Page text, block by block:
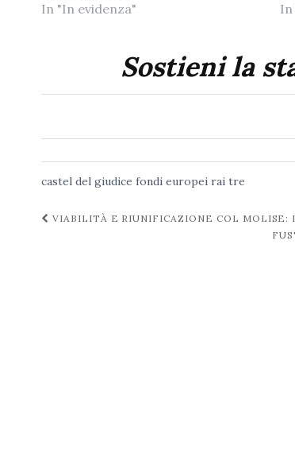
In "In evidenza"
In
Sostieni la
castel del giudice fondi europei rai tre
Navigazione
VIABILITÀ E RIUNIFICAZIONE COL MOLISE: